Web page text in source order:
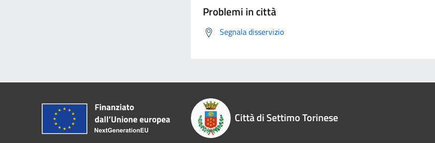
Problemi in città
Segnala disservizio
Città di Settimo Torinese